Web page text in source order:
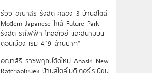
รีวิว อณาสิริ รังสิต-คลอง 3 บ้านสไตล์
Modern Japanese ใกล้ Future Park
รังสิต รถไฟฟ้า โทลล์เวย์ และสนามบิน
ดอนเมือง เริ่ม 4.19 ล้านบาท*
อณาสิริ ราชพฤกษ์ตัดใหม่ Anasiri New
Ratchaphruek บ้านสไตล์เมดิเตอร์เรเนียน